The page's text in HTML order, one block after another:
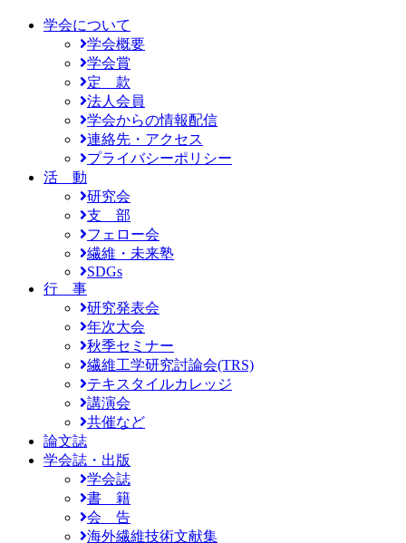
学会について
学会概要
学会賞
定 款
法人会員
学会からの情報配信
連絡先・アクセス
プライバシーポリシー
活 動
研究会
支 部
フェロー会
繊維・未来塾
SDGs
行 事
研究発表会
年次大会
秋季セミナー
繊維工学研究討論会(TRS)
テキスタイルカレッジ
講演会
共催など
論文誌
学会誌・出版
学会誌
書 籍
会 告
海外繊維技術文献集